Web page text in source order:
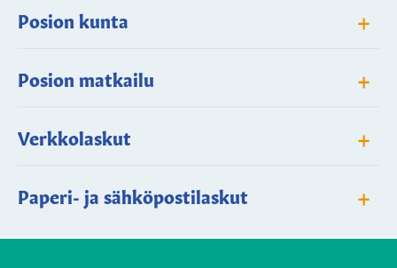
Posion kunta +
Posion matkailu +
Verkkolaskut +
Paperi- ja sähköpostilaskut +